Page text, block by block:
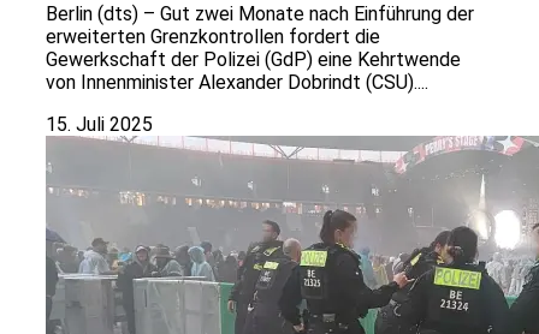
Berlin (dts) – Gut zwei Monate nach Einführung der
erweiterten Grenzkontrollen fordert die
Gewerkschaft der Polizei (GdP) eine Kehrtwende
von Innenminister Alexander Dobrindt (CSU)....
15. Juli 2025